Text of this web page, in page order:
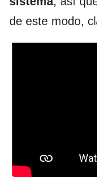
de este modo,